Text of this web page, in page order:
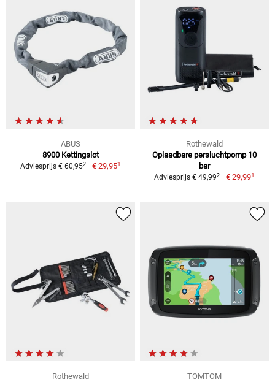
ABUS
8900 Kettingslot
Adviesprijs € 60,952 € 29,951
Rothewald
Oplaadbare persluchtpomp 10
bar
Adviesprijs € 49,992 € 29,991
Rothewald
TOMTOM